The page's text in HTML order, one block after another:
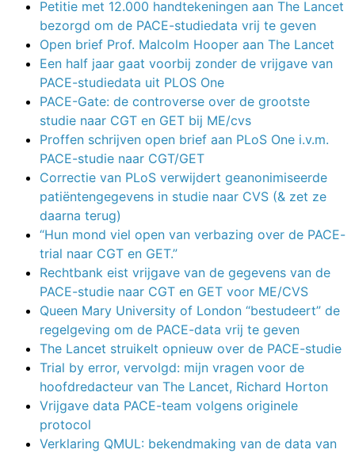
Petitie met 12.000 handtekeningen aan The Lancet
bezorgd om de PACE-studiedata vrij te geven
Open brief Prof. Malcolm Hooper aan The Lancet
Een half jaar gaat voorbij zonder de vrijgave van
PACE-studiedata uit PLOS One
PACE-Gate: de controverse over de grootste
studie naar CGT en GET bij ME/cvs
Proffen schrijven open brief aan PLoS One i.v.m.
PACE-studie naar CGT/GET
Correctie van PLoS verwijdert geanonimiseerde
patiëntengegevens in studie naar CVS (& zet ze
daarna terug)
“Hun mond viel open van verbazing over de PACE-
trial naar CGT en GET.”
Rechtbank eist vrijgave van de gegevens van de
PACE-studie naar CGT en GET voor ME/CVS
Queen Mary University of London “bestudeert” de
regelgeving om de PACE-data vrij te geven
The Lancet struikelt opnieuw over de PACE-studie
Trial by error, vervolgd: mijn vragen voor de
hoofdredacteur van The Lancet, Richard Horton
Vrijgave data PACE-team volgens originele
protocol
Verklaring QMUL: bekendmaking van de data van